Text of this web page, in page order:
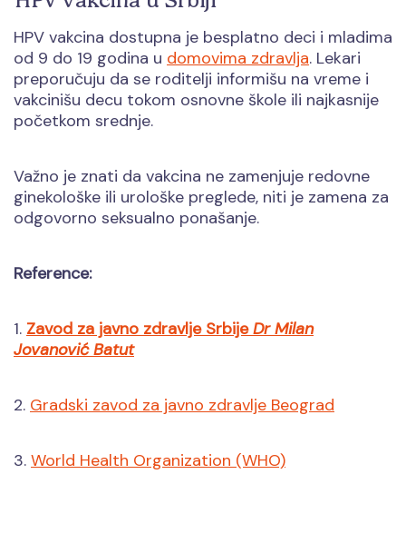
HPV vakcina dostupna je besplatno deci i mladima
od 9 do 19 godina u domovima zdravlja. Lekari
preporučuju da se roditelji informišu na vreme i
vakcinišu decu tokom osnovne škole ili najkasnije
početkom srednje.
Važno je znati da vakcina ne zamenjuje redovne
ginekološke ili urološke preglede, niti je zamena za
odgovorno seksualno ponašanje.
Reference:
1. Zavod za javno zdravlje SrbijeDr Milan
Jovanović Batut
2. Gradski zavod za javno zdravlje Beograd
3. World Health Organization (WHO)